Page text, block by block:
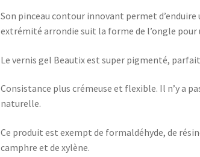
Son pinceau contour innovant permet
extrémité arrondie suit la forme de l’ongle
Le vernis gel Beautix est super pigmenté,
Consistance plus crémeuse et flexible. Il n’y a
naturelle.
Ce produit est exempt de formaldéhyde, de
camphre et de xylène.